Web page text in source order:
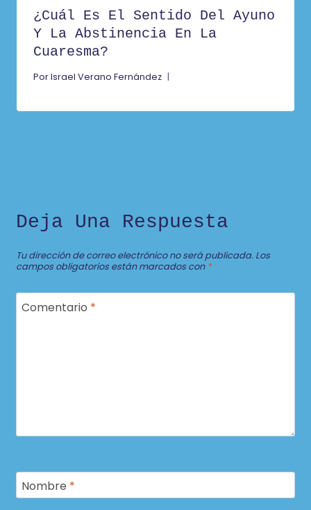
¿Cuál Es El Sentido Del Ayuno
Y La Abstinencia En La
Cuaresma?
PorIsrael Verano Fernández
Deja Una Respuesta
Tu dirección de correo electrónico no será publicada. Los
campos obligatorios están marcados con *
Comentario *
Nombre *